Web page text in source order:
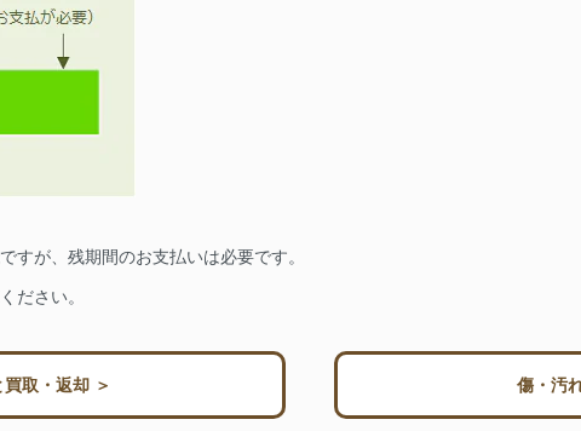
すが、残期間のお支払いは必要です。
ださい。
取・返却 ＞ 傷・汚